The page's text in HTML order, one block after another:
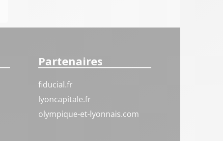
Partenaires
fiducial.fr
lyoncapitale.fr
olympique-et-lyonnais.com